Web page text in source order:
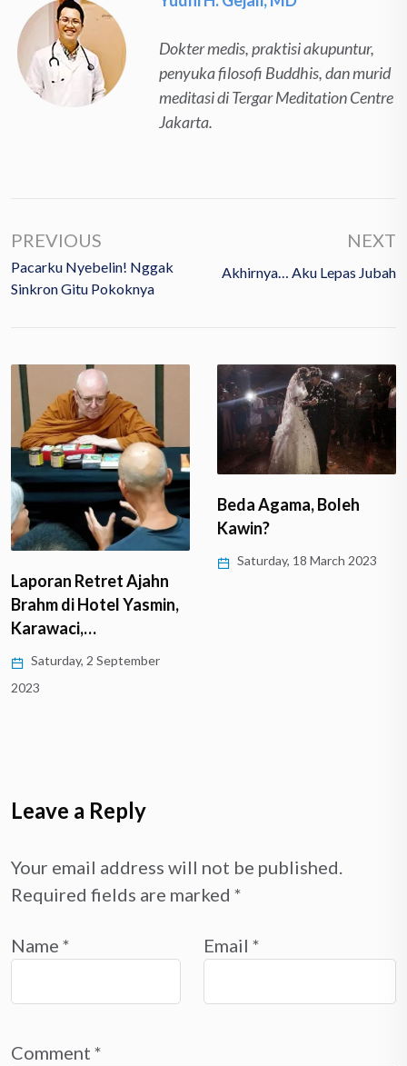
Dokter medis, praktisi akupuntur,
penyuka filosofi Buddhis, dan murid
meditasi di Tergar Meditation Centre
Jakarta.
PREVIOUS
Pacarku Nyebelin! Nggak
Sinkron Gitu Pokoknya
NEXT
Akhirnya… Aku Lepas Jubah
Laporan Retret Ajahn
Brahm di Hotel Yasmin,
Karawaci,…
Saturday, 2 September
2023
Beda Agama, Boleh
Kawin?
Saturday, 18 March 2023
Leave a Reply
Your email address will not be published.
Required fields are marked *
Name * Email *
Comment *